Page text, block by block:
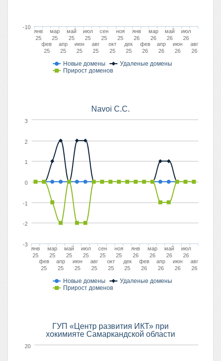
Новые домены
Удаленые домены
Прирост доменов
янв
25
фев
25
мар
25
апр
25
май
25
июн
25
июл
25
авг
25
сен
25
окт
25
ноя
25
дек
25
янв
26
фев
26
мар
26
апр
26
май
26
июн
26
июл
26
авг
26
-10
Navoi C.C.
Новые домены
Удаленые домены
Прирост доменов
янв
25
фев
25
мар
25
апр
25
май
25
июн
25
июл
25
авг
25
сен
25
окт
25
ноя
25
дек
25
янв
26
фев
26
мар
26
апр
26
май
26
июн
26
июл
26
авг
26
-3
-2
-1
0
1
2
3
ГУП «Центр развития ИКТ» при
хокимияте Самаркандской области
20